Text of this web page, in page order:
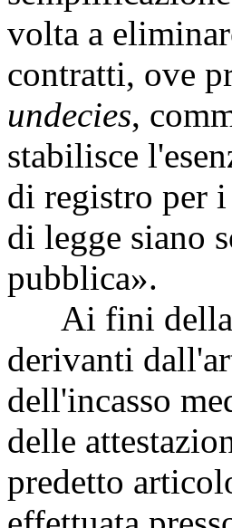
volta a
contratti, ove
undecies,
stabilisce
di registro per
di legge siano
pubblica».
Ai fini della
derivanti
dell'incasso
delle
predetto